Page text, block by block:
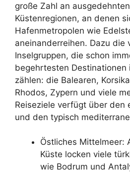
große Zahl an
Küstenregionen, an denen
Hafenmetropolen wie
aneinanderreihen. Dazu die
Inselgruppen, die schon
begehrtesten Destinationen
zählen: die Balearen,
Rhodos, Zypern und viele
Reiseziele verfügt über den
und den typisch
Östliches Mittelmeer:
Küste locken viele
wie Bodrum und